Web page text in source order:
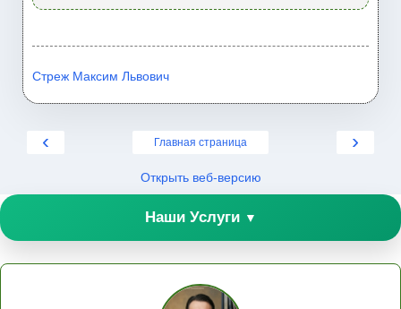
Стреж Максим Львович
‹ ›
Главная страница
Открыть веб-версию
Наши Услуги ▼